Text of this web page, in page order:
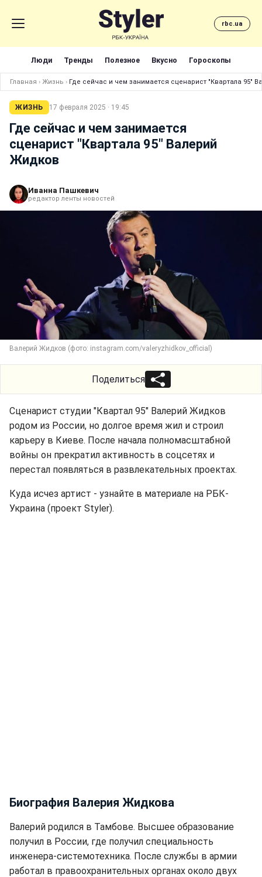
rbc.ua
Люди Тренды Полезное Вкусно Гороскопы
Главная › Жизнь › Где сейчас и чем занимается сценарист "Квартала 95"
ЖИЗНЬ 17 февраля 2025 · 19:45
Где сейчас и чем занимается
сценарист "Квартала 95" Валерий
Жидков
Иванна Пашкевич
редактор ленты новостей
Валерий Жидков (фото: instagram.com/valeryzhidkov_official)
Поделиться
Сценарист студии "Квартал 95" Валерий Жидков
родом из России, но долгое время жил и строил
карьеру в Киеве. После начала полномасштабной
войны он прекратил активность в соцсетях и
перестал появляться в развлекательных проектах.
Куда исчез артист - узнайте в материале на РБК-
Украина (проект Styler).
Биография Валерия Жидкова
Валерий родился в Тамбове. Высшее образование
получил в России, где получил специальность
инженера-системотехника. После службы в армии
работал в правоохранительных органах около двух